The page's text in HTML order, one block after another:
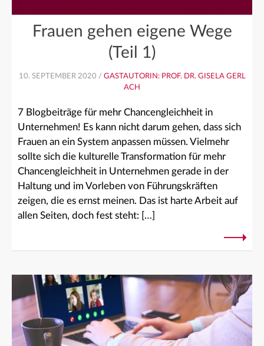
Frauen gehen eigene Wege
(Teil 1)
10. SEPTEMBER 2020 / GASTAUTORIN: PROF. DR. GISELA GERL
ACH
7 Blogbeiträge für mehr Chancengleichheit in
Unternehmen! Es kann nicht darum gehen, dass sich
Frauen an ein System anpassen müssen. Vielmehr
sollte sich die kulturelle Transformation für mehr
Chancengleichheit in Unternehmen gerade in der
Haltung und im Vorleben von Führungskräften
zeigen, die es ernst meinen. Das ist harte Arbeit auf
allen Seiten, doch fest steht: […]